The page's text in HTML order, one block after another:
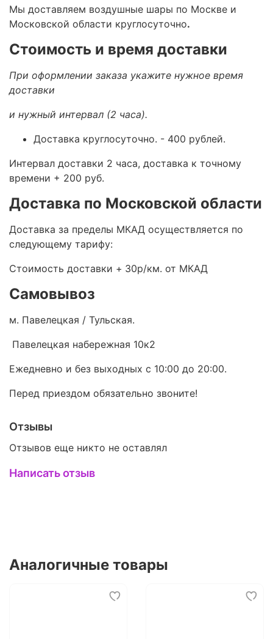
Мы доставляем воздушные шары по Москве и
Московской области круглосуточно.
Стоимость и время доставки
При оформлении заказа укажите нужное время
доставки
и нужный интервал (2 часа).
Доставка круглосуточно. - 400 рублей.
Интервал доставки 2 часа, доставка к точному
времени + 200 руб.
Доставка по Московской области
Доставка за пределы МКАД осуществляется по
следующему тарифу:
Стоимость доставки + 30р/км. от МКАД
Самовывоз
м. Павелецкая / Тульская.
Павелецкая набережная 10к2
Ежедневно и без выходных с 10:00 до 20:00.
Перед приездом обязательно звоните!
Отзывы
Отзывов еще никто не оставлял
Написать отзыв
Аналогичные товары